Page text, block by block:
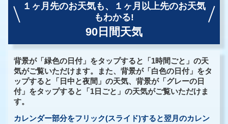
１ヶ月先のお天気も、
１ヶ月以上先のお天気
もわかる!
90日間天気
背景が「緑色の日付」をタップすると「1時間ごと」の天
気がご覧いただけます。また、背景が「白色の日付」をタ
ップすると「日中と夜間」の天気、背景が「グレーの日
付」をタップすると「1日ごと」の天気がご覧いただけま
す。
カレンダー部分をフリック(スライド)すると翌月のカレン